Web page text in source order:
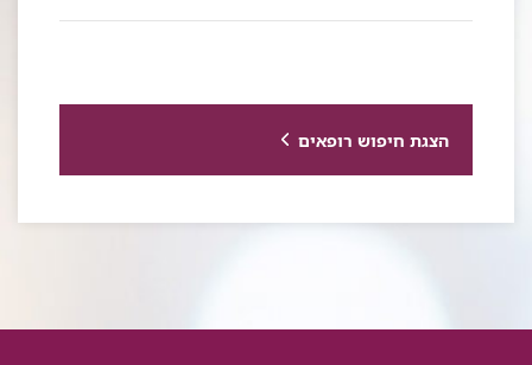
פטרונקין
הצגת חיפוש רופאים